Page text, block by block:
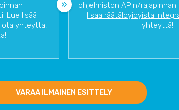
Lue lisää
ota yhteyttä,
ohjelmiston APIn/
lisää räätälöyidyistä
yhteyttä!
VARAA ILMAINEN ESITTELY